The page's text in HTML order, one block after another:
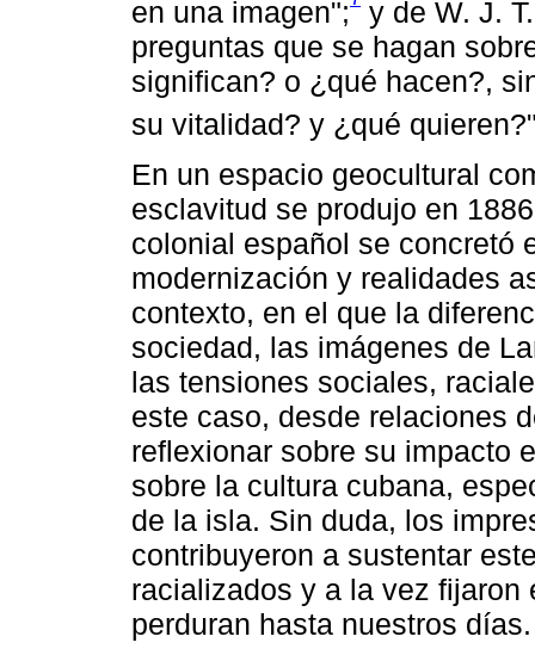
en una imagen";
y de W. J.
preguntas que se hagan
significan? o ¿qué hacen?,
su vitalidad? y ¿qué
En un espacio geocultural
esclavitud se produjo en
colonial español se concretó
modernización y realidades
contexto, en el que la
sociedad, las imágenes de
las tensiones sociales,
este caso, desde relaciones
reflexionar sobre su impacto
sobre la cultura cubana,
de la isla. Sin duda, los
contribuyeron a sustentar
racializados y a la vez fijaron
perduran hasta nuestros días.